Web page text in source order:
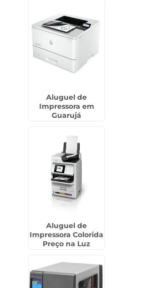
Aluguel de
Impressora em
Guarujá
Aluguel de
Impressora Colorida
Preço na Luz